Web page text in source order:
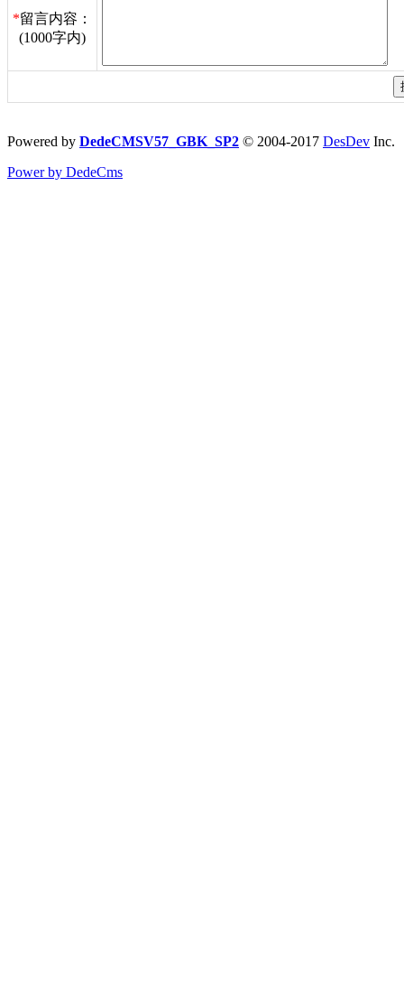
*留言内容：
(1000字内)
Powered by DedeCMSV57_GBK_SP2 © 2004-2017 DesDev Inc.
Power by DedeCms